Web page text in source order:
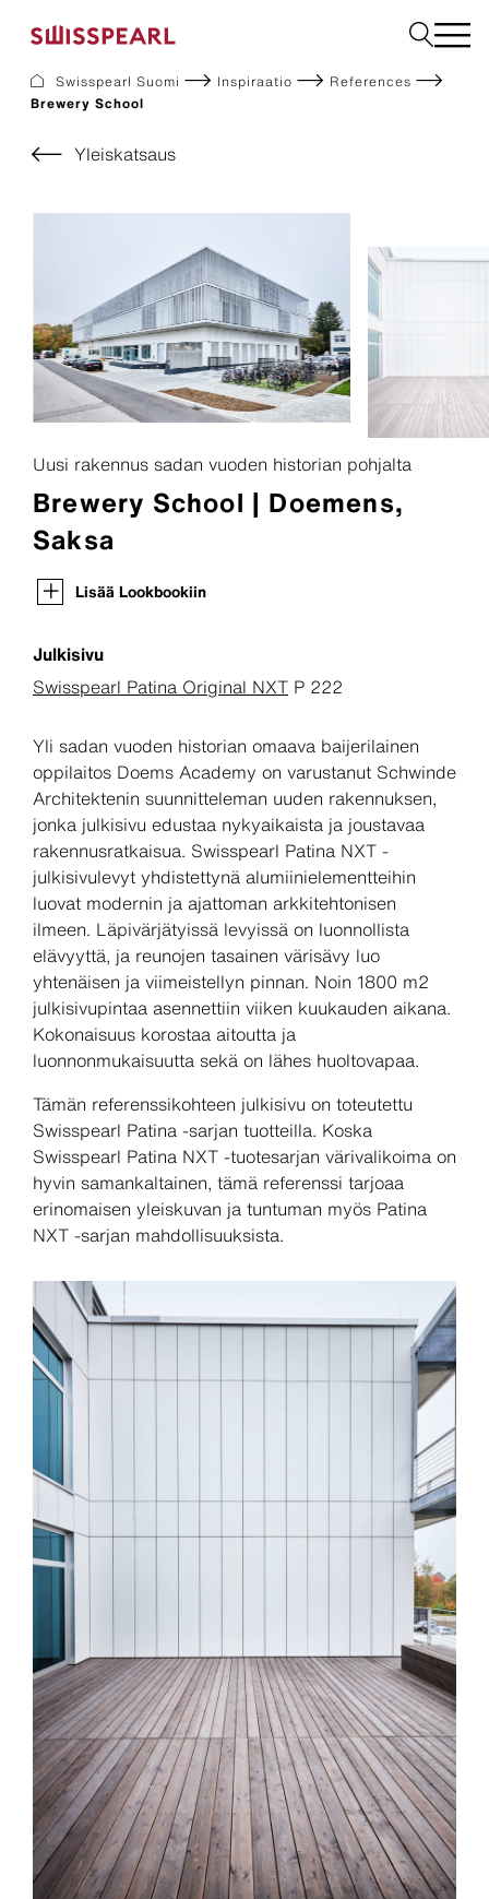
Palvelut
Inspiraatio
Kestävä kehitys
Julkisivulevyt
Rakennuslevyt
Sisätilalevyt
Swisspearl Suomi Inspiraatio
References
Brewery School
Yleiskatsaus
Uusi rakennus sadan vuoden historian pohjalta
Brewery School | Doemens,
Saksa
Lisää Lookbookiin
Julkisivu
Swisspearl Patina Original NXT P 222
Yli sadan vuoden historian omaava baijerilainen
oppilaitos Doems Academy on varustanut Schwinde
Architektenin suunnitteleman uuden rakennuksen,
jonka julkisivu edustaa nykyaikaista ja joustavaa
rakennusratkaisua. Swisspearl Patina NXT -
julkisivulevyt yhdistettynä alumiinielementteihin
luovat modernin ja ajattoman arkkitehtonisen
ilmeen. Läpivärjätyissä levyissä on luonnollista
elävyyttä, ja reunojen tasainen värisävy luo
yhtenäisen ja viimeistellyn pinnan. Noin 1800 m2
julkisivupintaa asennettiin viiken kuukauden aikana.
Kokonaisuus korostaa aitoutta ja
luonnonmukaisuutta sekä on lähes huoltovapaa.
Tämän referenssikohteen julkisivu on toteutettu
Swisspearl Patina -sarjan tuotteilla. Koska
Swisspearl Patina NXT -tuotesarjan värivalikoima on
hyvin samankaltainen, tämä referenssi tarjoaa
erinomaisen yleiskuvan ja tuntuman myös Patina
NXT -sarjan mahdollisuuksista.